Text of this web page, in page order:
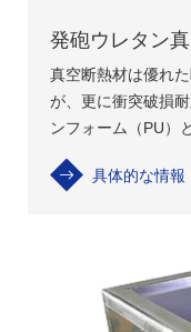
発砲ウレタン
真空断熱材は優れ
が、更に衝突破損
ンフォーム（PU）
熱材（PU-VIP）を
具体的な情報